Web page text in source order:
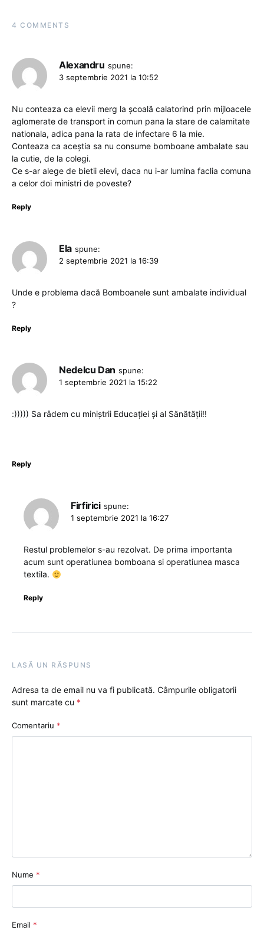
4 COMMENTS
Alexandru spune:
3 septembrie 2021 la 10:52
Nu conteaza ca elevii merg la școală calatorind prin mijloacele
aglomerate de transport in comun pana la stare de calamitate
nationala, adica pana la rata de infectare 6 la mie.
Conteaza ca aceștia sa nu consume bomboane ambalate sau
la cutie, de la colegi.
Ce s-ar alege de bietii elevi, daca nu i-ar lumina faclia comuna
a celor doi ministri de poveste?
Reply
Ela spune:
2 septembrie 2021 la 16:39
Unde e problema dacă Bomboanele sunt ambalate individual
?
Reply
Nedelcu Dan spune:
1 septembrie 2021 la 15:22
:))))) Sa râdem cu miniștrii Educației și al Sănătății!!
Reply
Firfirici spune:
1 septembrie 2021 la 16:27
Restul problemelor s-au rezolvat. De prima importanta
acum sunt operatiunea bomboana si operatiunea masca
textila.
Reply
LASĂ UN RĂSPUNS
Adresa ta de email nu va fi publicată. Câmpurile obligatorii
sunt marcate cu *
Comentariu *
Nume *
Email *